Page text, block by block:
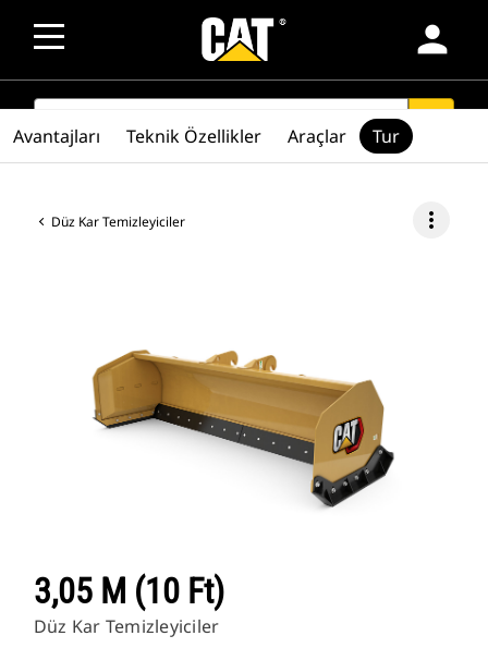
person
SEARCH
Düz Kar Temizleyiciler more_vert
3,05 M (10 Ft)
Düz Kar Temizleyiciler
Avantajları Teknik Özellikler Araçlar Tur